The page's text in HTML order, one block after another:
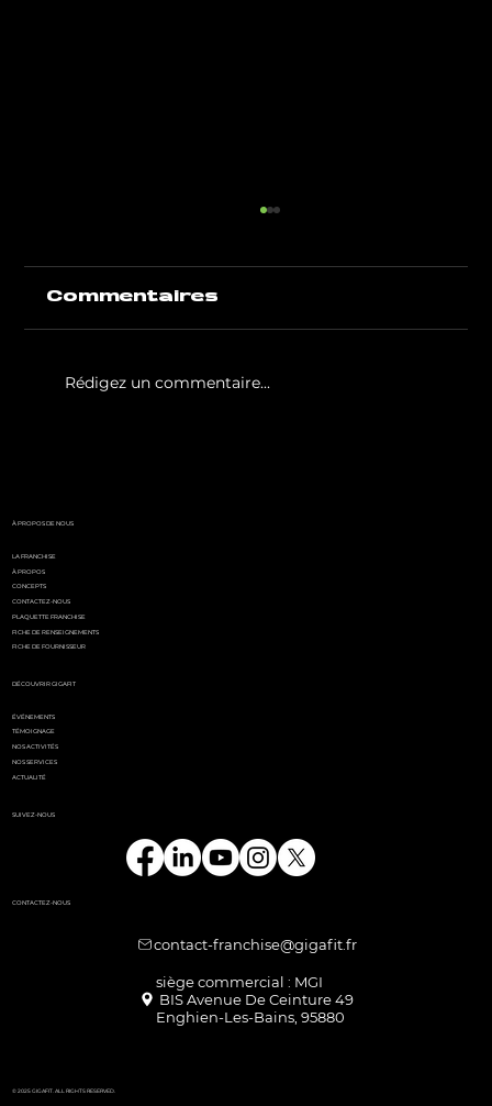
Commentaires
Rédigez un commentaire...
DÉCOUVRIR GIGAFIT
ÉVÉNEMENTS
TÉMOIGNAGE
NOS ACTIVITÉS
NOS SERVICES
ACTUALITÉ
CONTACTEZ-NOUS
contact-franchise@gigafit.fr
Enghien-Les-Bains, 95880
À PROPOS DE NOUS
LA FRANCHISE
À PROPOS
CONCEPTS
CONTACTEZ-NOUS
PLAQUETTE FRANCHISE
FICHE DE RENSEIGNEMENTS
FICHE DE FOURNISSEUR
SUIVEZ-NOUS
© 2025 GIGAFIT. ALL RIGHTS RESERVED.